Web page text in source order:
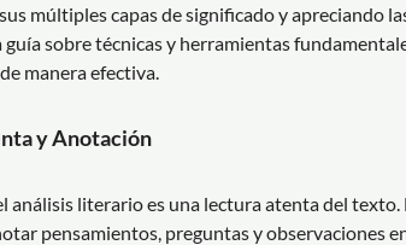
múltiples capas de significado y apreciando
sobre técnicas y herramientas
manera efectiva.
y Anotación
análisis literario es una lectura atenta del
pensamientos, preguntas y observaciones